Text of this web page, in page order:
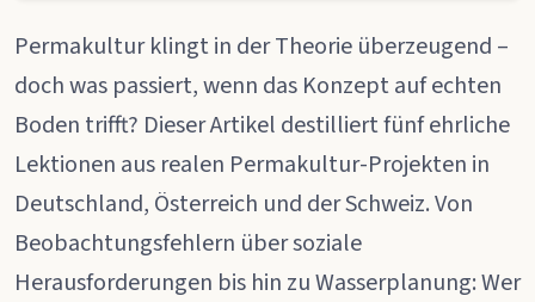
Permakultur klingt in der Theorie überzeugend –
doch was passiert, wenn das Konzept auf echten
Boden trifft? Dieser Artikel destilliert fünf ehrliche
Lektionen aus realen Permakultur-Projekten in
Deutschland, Österreich und der Schweiz. Von
Beobachtungsfehlern über soziale
Herausforderungen bis hin zu Wasserplanung: Wer